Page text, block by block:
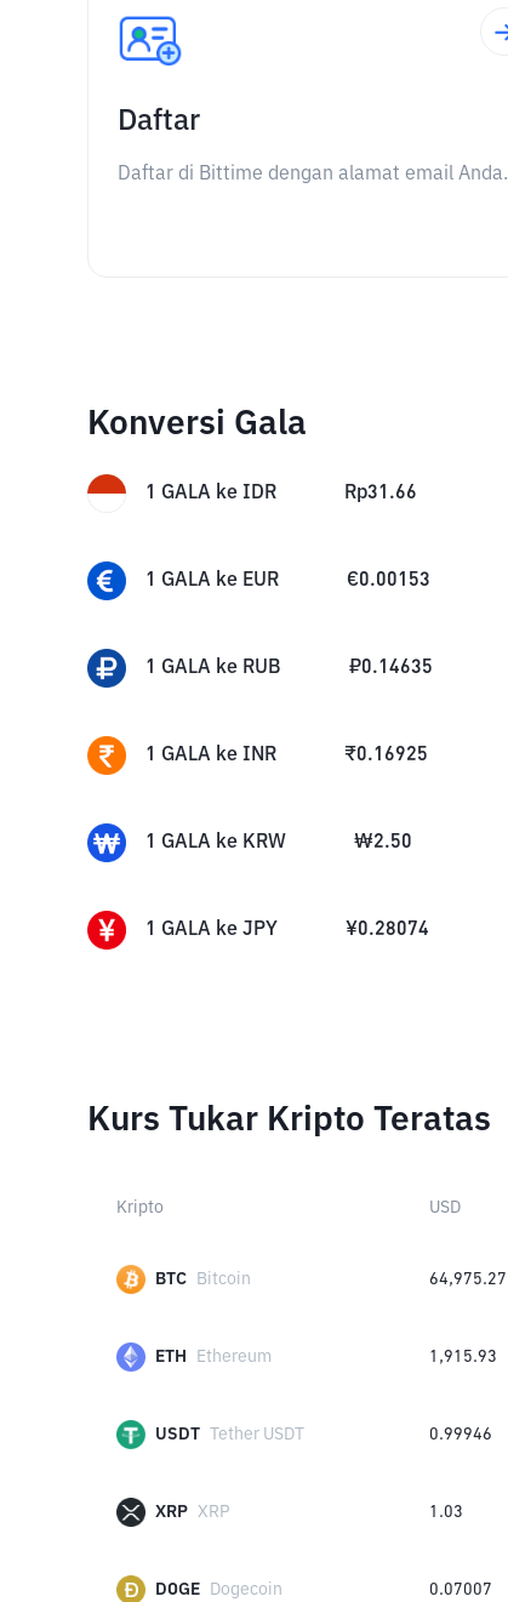
Daftar
Daftar di Bittime dengan alamat email Anda.
Konversi Gala
1 GALA ke IDR Rp31.66
1 GALA ke EUR €0.00153
1 GALA ke RUB ₽0.14635
1 GALA ke INR ₹0.16925
1 GALA ke KRW ₩2.50
1 GALA ke JPY ¥0.28074
Kurs Tukar Kripto Teratas
Kripto USD
BTC Bitcoin 64,975.27
ETH Ethereum 1,915.93
USDT Tether USDT 0.99946
XRP XRP 1.03
DOGE Dogecoin 0.07007